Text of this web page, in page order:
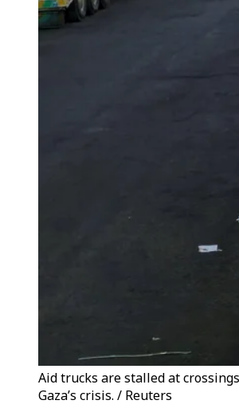
Aid trucks are stalled at
Gaza’s crisis. / Reuters